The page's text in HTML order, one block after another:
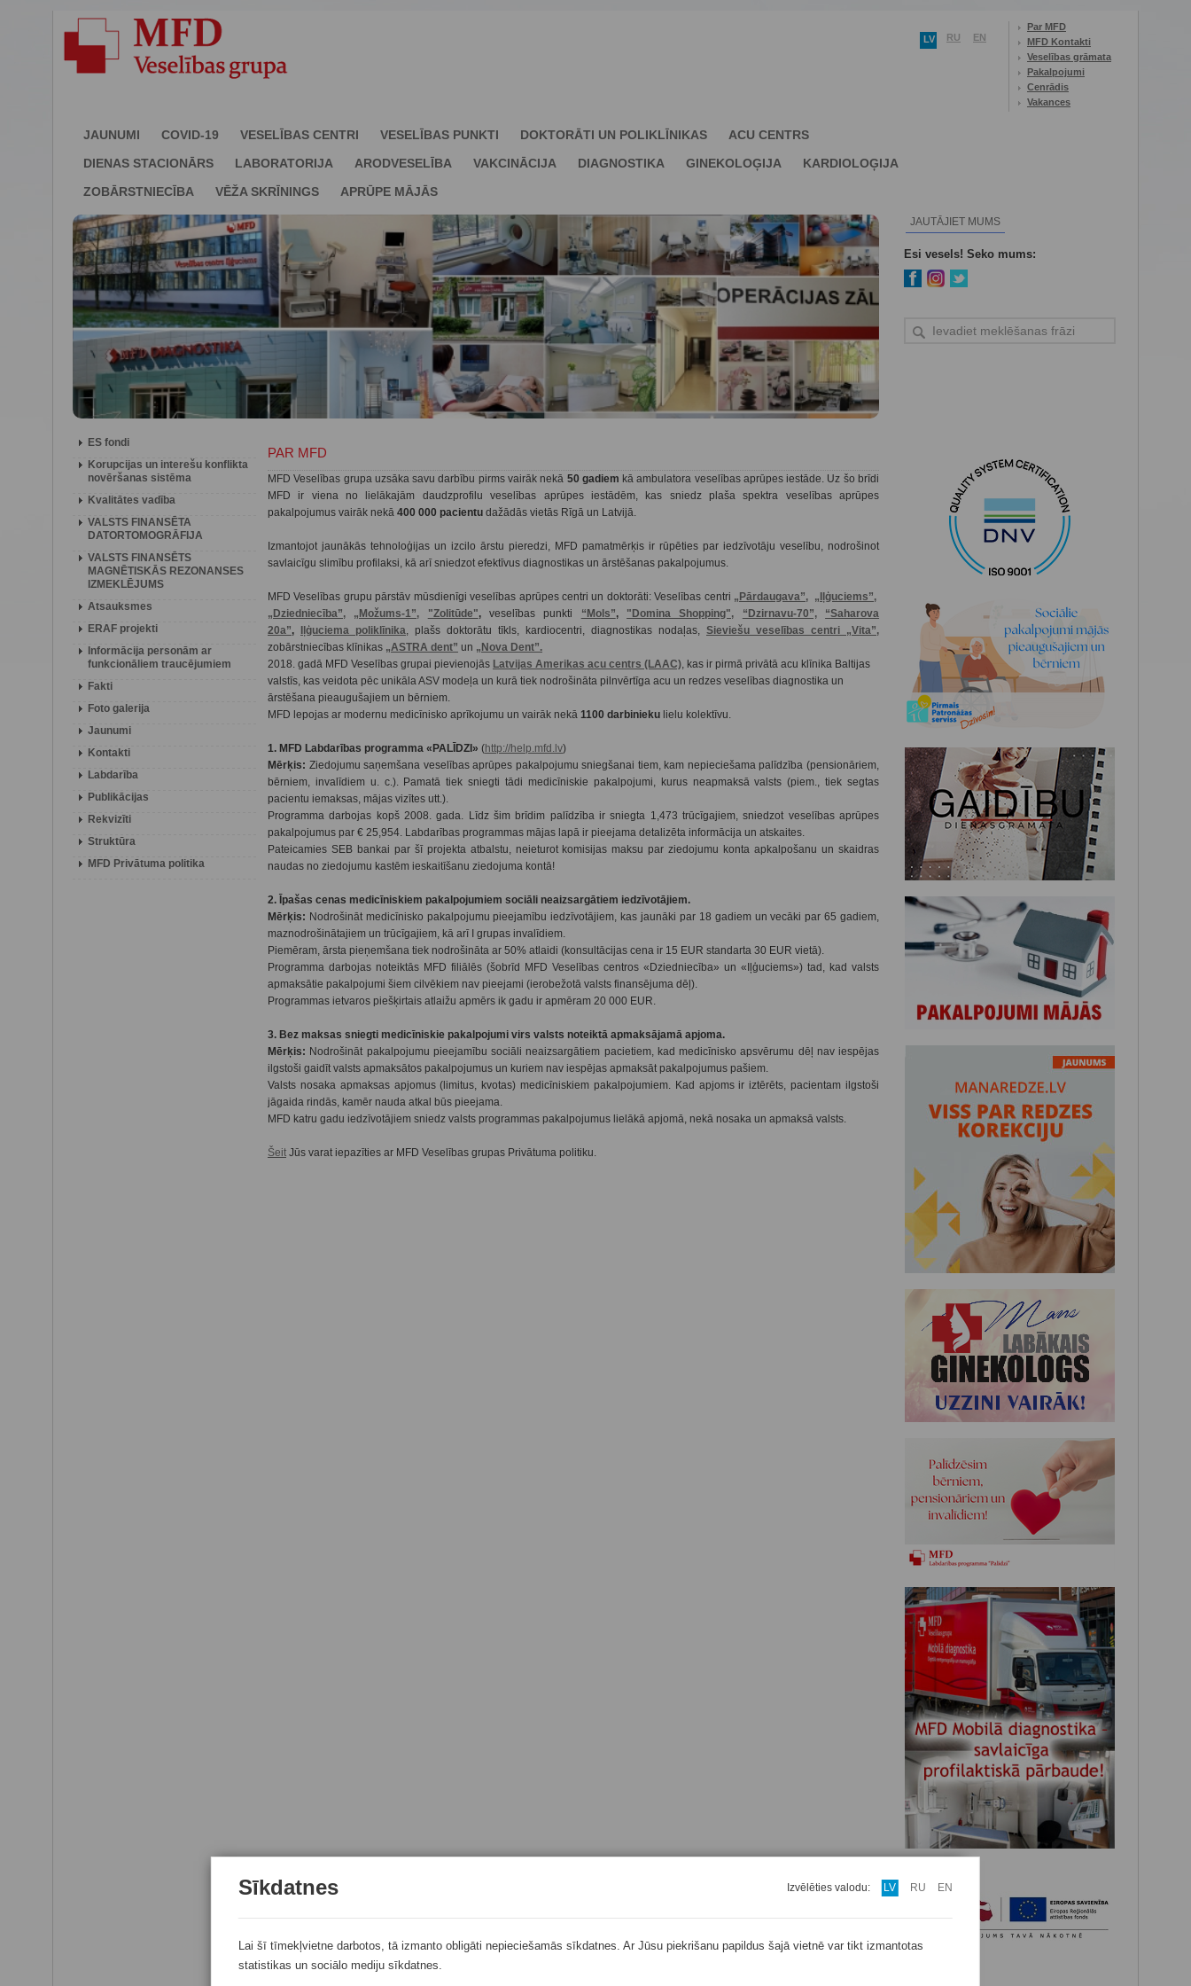
LV RU EN
Par MFD
MFD Kontakti
Veselības grāmata
Pakalpojumi
Cenrādis
Vakances
JAUNUMI COVID-19 VESELĪBAS CENTRI VESELĪBAS PUNKTI DOKTORĀTI UN POLIKLĪNIKAS
ACU CENTRS
DIENAS STACIONĀRS
LABORATORIJA ARODVESELĪBA VAKCINĀCIJA DIAGNOSTIKA GINEKOLOĢIJA
KARDIOLOĢIJA
ZOBĀRSTNIECĪBA
VĒŽA SKRĪNINGS APRŪPE MĀJĀS
JAUTĀJIET MUMS
Esi vesels! Seko mums:
ES fondi
Korupcijas un interešu konflikta
novēršanas sistēma
Kvalitātes vadība
VALSTS FINANSĒTA
DATORTOMOGRĀFIJA
VALSTS FINANSĒTS
MAGNĒTISKĀS REZONANSES
IZMEKLĒJUMS
Atsauksmes
ERAF projekti
Informācija personām ar
funkcionāliem traucējumiem
Fakti
Foto galerija
Jaunumi
Kontakti
Labdarība
Publikācijas
Rekvizīti
Struktūra
MFD Privātuma politika
PAR MFD
MFD Veselības grupa uzsāka savu darbību pirms vairāk nekā 50 gadiem kā ambulatora veselības aprūpes iestāde. Uz šo brīdi
MFD ir viena no lielākajām daudzprofilu veselības aprūpes iestādēm, kas sniedz plaša spektra veselības aprūpes
pakalpojumus vairāk nekā 400 000 pacientu dažādās vietās Rīgā un Latvijā.
Izmantojot jaunākās tehnoloģijas un izcilo ārstu pieredzi, MFD pamatmērķis ir rūpēties par iedzīvotāju veselību, nodrošinot
savlaicīgu slimību profilaksi, kā arī sniedzot efektīvus diagnostikas un ārstēšanas pakalpojumus.
MFD Veselības grupu pārstāv mūsdienīgi veselības aprūpes centri un doktorāti: Veselības centri „Pārdaugava”, „Iļģuciems”,
„Dziedniecība”,
„Možums-1”, "Zolitūde",veselības punkti “Mols”, "Domina Shopping", “Dzirnavu-70”, “Saharova
20a”, Iļģuciema poliklīnika, plašs doktorātu tīkls, kardiocentri, diagnostikas nodaļas, Sieviešu veselības centri „Vita”,
zobārstniecības klīnikas „ASTRA dent” un „Nova Dent”.
2018. gadā MFD Veselības grupai pievienojās Latvijas Amerikas acu centrs (LAAC), kas ir pirmā privātā acu klīnika Baltijas
valstīs, kas veidota pēc unikāla ASV modeļa un kurā tiek nodrošināta pilnvērtīga acu un redzes veselības diagnostika un
ārstēšana pieaugušajiem un bērniem.
MFD lepojas ar modernu medicīnisko aprīkojumu un vairāk nekā 1100 darbinieku lielu kolektīvu.
1. MFD Labdarības programma «PALĪDZI» (http://help.mfd.lv)
Mērķis: Ziedojumu saņemšana veselības aprūpes pakalpojumu sniegšanai tiem, kam nepieciešama palīdzība (pensionāriem,
bērniem, invalīdiem u. c.). Pamatā tiek sniegti tādi medicīniskie pakalpojumi, kurus neapmaksā valsts (piem., tiek segtas
pacientu iemaksas, mājas vizītes utt.).
Programma darbojas kopš 2008. gada. Līdz šim brīdim palīdzība ir sniegta 1,473 trūcīgajiem, sniedzot veselības aprūpes
pakalpojumus par € 25,954. Labdarības programmas mājas lapā ir pieejama detalizēta informācija un atskaites.
Pateicamies SEB bankai par šī projekta atbalstu, neieturot komisijas maksu par ziedojumu konta apkalpošanu un skaidras
naudas no ziedojumu kastēm ieskaitīšanu ziedojuma kontā!
2. Īpašas cenas medicīniskiem pakalpojumiem sociāli neaizsargātiem iedzīvotājiem.
Mērķis: Nodrošināt medicīnisko pakalpojumu pieejamību iedzīvotājiem, kas jaunāki par 18 gadiem un vecāki par 65 gadiem,
maznodrošinātajiem un trūcīgajiem, kā arī I grupas invalīdiem.
Piemēram, ārsta pieņemšana tiek nodrošināta ar 50% atlaidi (konsultācijas cena ir 15 EUR standarta 30 EUR vietā).
Programma darbojas noteiktās MFD filiālēs (šobrīd MFD Veselības centros «Dziedniecība» un «Iļģuciems») tad, kad valsts
apmaksātie pakalpojumi šiem cilvēkiem nav pieejami (ierobežotā valsts finansējuma dēļ).
Programmas ietvaros piešķirtais atlaižu apmērs ik gadu ir apmēram 20 000 EUR.
3. Bez maksas sniegti medicīniskie pakalpojumi virs valsts noteiktā apmaksājamā apjoma.
Mērķis: Nodrošināt pakalpojumu pieejamību sociāli neaizsargātiem pacietiem, kad medicīnisko apsvērumu dēļ nav iespējas
ilgstoši gaidīt valsts apmaksātos pakalpojumus un kuriem nav iespējas apmaksāt pakalpojumus pašiem.
Valsts nosaka apmaksas apjomus (limitus, kvotas) medicīniskiem pakalpojumiem. Kad apjoms ir iztērēts, pacientam ilgstoši
jāgaida rindās, kamēr nauda atkal būs pieejama.
MFD katru gadu iedzīvotājiem sniedz valsts programmas pakalpojumus lielākā apjomā, nekā nosaka un apmaksā valsts.
Šeit Jūs varat iepazīties ar MFD Veselības grupas Privātuma politiku.
Sīkdatnes Izvēlēties valodu: LV RU EN
Lai šī tīmekļvietne darbotos, tā izmanto obligāti nepieciešamās sīkdatnes. Ar Jūsu piekrišanu papildus šajā vietnē var tikt izmantotas
statistikas un sociālo mediju sīkdatnes.